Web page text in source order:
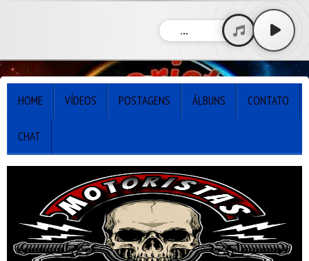
...
HOME VÍDEOS POSTAGENS ÁLBUNS CONTATO
CHAT